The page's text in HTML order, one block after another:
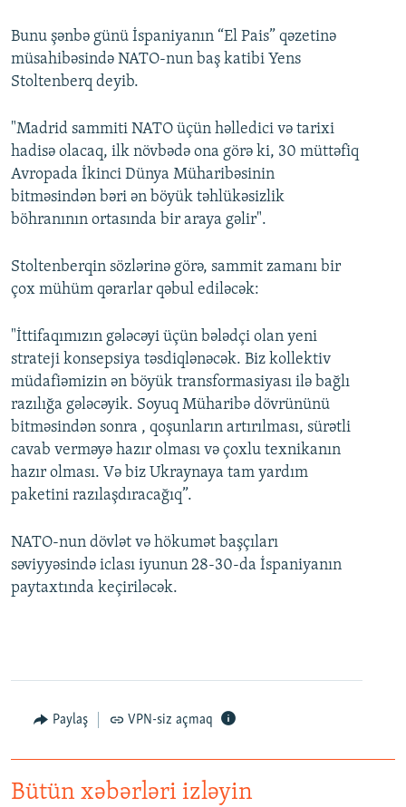
Bunu şənbə günü İspaniyanın “El Pais” qəzetinə
müsahibəsində NATO-nun baş katibi Yens
Stoltenberq deyib.
"Madrid sammiti NATO üçün həlledici və tarixi
hadisə olacaq, ilk növbədə ona görə ki, 30 müttəfiq
Avropada İkinci Dünya Müharibəsinin
bitməsindən bəri ən böyük təhlükəsizlik
böhranının ortasında bir araya gəlir".
Stoltenberqin sözlərinə görə, sammit zamanı bir
çox mühüm qərarlar qəbul ediləcək:
"İttifaqımızın gələcəyi üçün bələdçi olan yeni
strateji konsepsiya təsdiqlənəcək. Biz kollektiv
müdafiəmizin ən böyük transformasiyası ilə bağlı
razılığa gələcəyik. Soyuq Müharibə dövrününü
bitməsindən sonra , qoşunların artırılması, sürətli
cavab verməyə hazır olması və çoxlu texnikanın
hazır olması. Və biz Ukraynaya tam yardım
paketini razılaşdıracağıq”.
NATO-nun dövlət və hökumət başçıları
səviyyəsində iclası iyunun 28-30-da İspaniyanın
paytaxtında keçiriləcək.
Paylaş VPN-siz açmaq
Bütün xəbərləri izləyin